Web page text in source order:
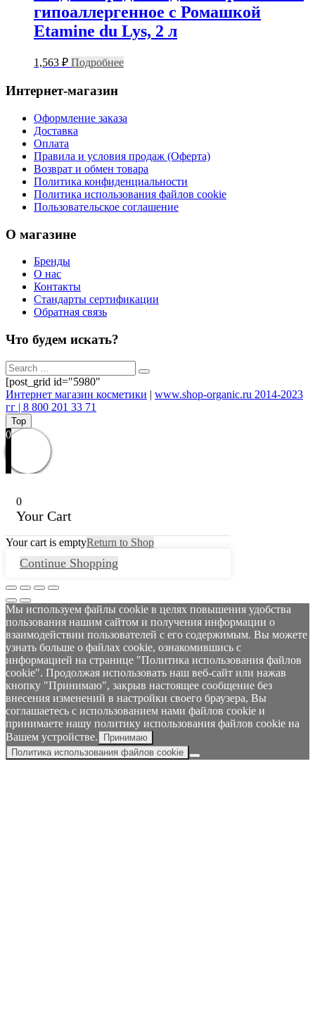
гипоаллергенное с Ромашкой
Etamine du Lys, 2 л
1,563 ₽ Подробнее
Интернет-магазин
Оформление заказа
Доставка
Оплата
Правила и условия продаж (Оферта)
Возврат и обмен товара
Политика конфиденциальности
Политика использования файлов cookie
Пользовательское соглашение
О магазине
Бренды
О нас
Контакты
Стандарты сертификации
Обратная связь
Что будем искать?
[post_grid id="5980"
Интернет магазин косметики | www.shop-organic.ru 2014-2023
гг | 8 800 201 33 71
Top
0
0
Your Cart
Your cart is emptyReturn to Shop
Continue Shopping
Мы используем файлы cookie в целях повышения удобства
пользования нашим сайтом и получения информации о
взаимодействии пользователей с его содержимым. Вы можете
узнать больше о файлах cookie, ознакомившись с
информацией на странице "Политика использования файлов
cookie". Продолжая использовать наш веб-сайт или нажав
кнопку "Принимаю", закрыв настоящее сообщение без
внесения изменений в настройки своего браузера, Вы
соглашаетесь с использованием нами файлов cookie и
принимаете нашу политику использования файлов cookie на
Вашем устройстве.
Принимаю
Политика использования файлов cookie